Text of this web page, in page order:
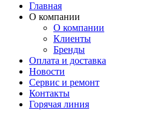
Главная
О компании
О компании
Клиенты
Бренды
Оплата и доставка
Новости
Сервис и ремонт
Контакты
Горячая линия